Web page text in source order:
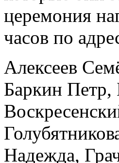
церемония
часов по
Алексеев
Баркин Петр,
Надежда,